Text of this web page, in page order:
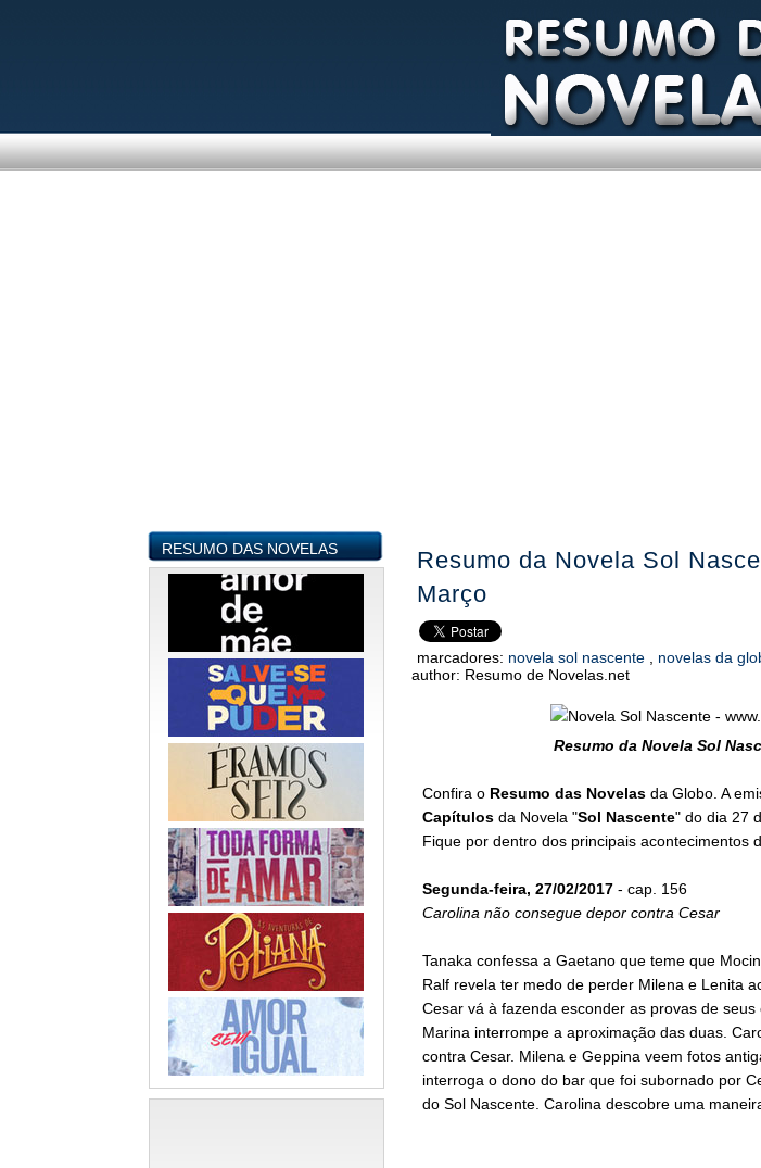
RESUMO DAS NOVELAS
Resumo da Novela Sol
Março
marcadores: novela sol nascente novelas da
author: Resumo de Novelas.net
Resumo da Novela Sol
Confira o Resumo das Novelasda Globo. A
Capítulosda Novela "Sol Nascente" do dia 27
Fique por dentro dos principais acontecimentos
Segunda-feira, 27/02/2017- cap. 156
Carolina não consegue depor contra Cesar
Tanaka confessa a Gaetano que teme que
Ralf revela ter medo de perder Milena e Lenita
Cesar vá à fazenda esconder as provas de
Marina interrompe a aproximação das duas.
contra Cesar. Milena e Geppina veem fotos
interroga o dono do bar que foi subornado por
do Sol Nascente. Carolina descobre uma